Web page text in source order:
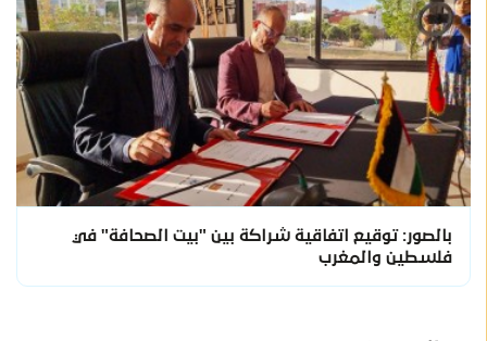
بالصور: توقيع اتفاقية شراكة بين "بيت الصحافة" في
فلسطين والمغرب